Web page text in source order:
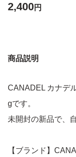
2,400円
商品説明
CANADEL カナデ
gです。
未開封の新品で、
【ブランド】